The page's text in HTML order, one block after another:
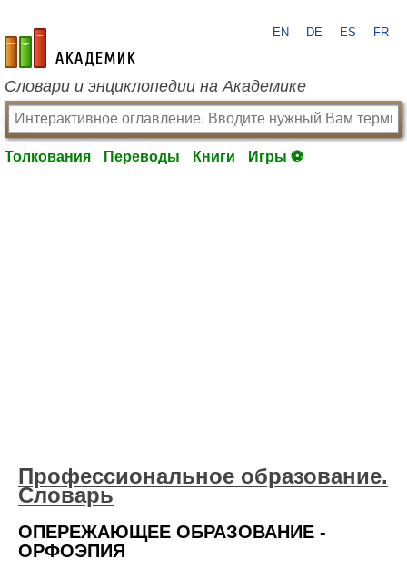
academic.ru
EN DE ES FR
Словари и энциклопедии на Академике
Толкования Переводы Книги Игры ⚽
Профессиональное образование.
Словарь
ОПЕРЕЖАЮЩЕЕ ОБРАЗОВАНИЕ -
ОРФОЭПИЯ